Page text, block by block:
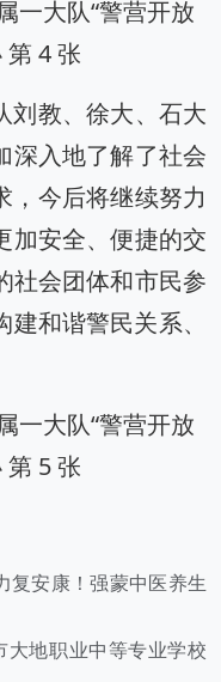
刘教、徐大、石大
深入地了解了社会
，‌今后将继续努力
加安全、‌便捷的交
社会团体和市民参
和谐警民关系、‌
复安康！强蒙中医养生
大地职业中等专业学校